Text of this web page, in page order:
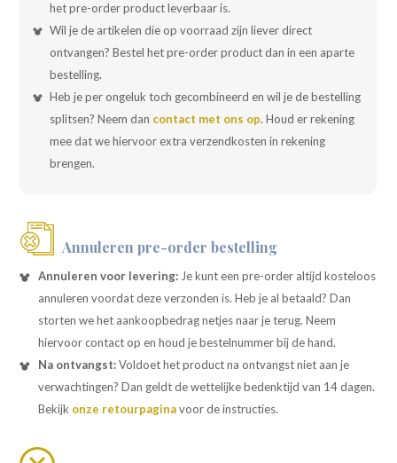
het pre-order product leverbaar is.
Wil je de artikelen die op voorraad zijn liever direct
ontvangen? Bestel het pre-order product dan in een aparte
bestelling.
Heb je per ongeluk toch gecombineerd en wil je de bestelling
splitsen? Neem dan contact met ons op. Houd er rekening
mee dat we hiervoor extra verzendkosten in rekening
brengen.
Annuleren pre-order bestelling
Annuleren voor levering: Je kunt een pre-order altijd kosteloos
annuleren voordat deze verzonden is. Heb je al betaald? Dan
storten we het aankoopbedrag netjes naar je terug. Neem
hiervoor contact op en houd je bestelnummer bij de hand.
Na ontvangst:Voldoet het product na ontvangst niet aan je
verwachtingen? Dan geldt de wettelijke bedenktijd van 14 dagen.
Bekijk onze retourpaginavoor de instructies.